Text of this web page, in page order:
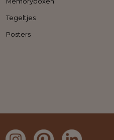
Tegeltjes
Posters